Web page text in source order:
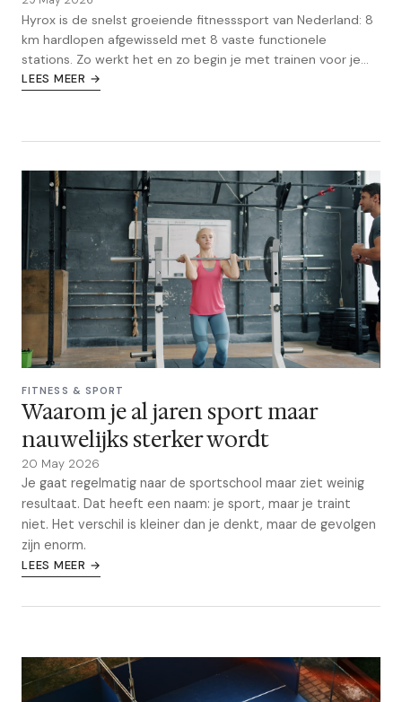
Hyrox is de snelst groeiende fitnesssport van Nederland: 8
km hardlopen afgewisseld met 8 vaste functionele
stations. Zo werkt het en zo begin je met trainen voor je
eerste race.
LEES MEER →
FITNESS & SPORT
Waarom je al jaren sport maar
nauwelijks sterker wordt
20 May 2026
Je gaat regelmatig naar de sportschool maar ziet weinig
resultaat. Dat heeft een naam: je sport, maar je traint
niet. Het verschil is kleiner dan je denkt, maar de gevolgen
zijn enorm.
LEES MEER →